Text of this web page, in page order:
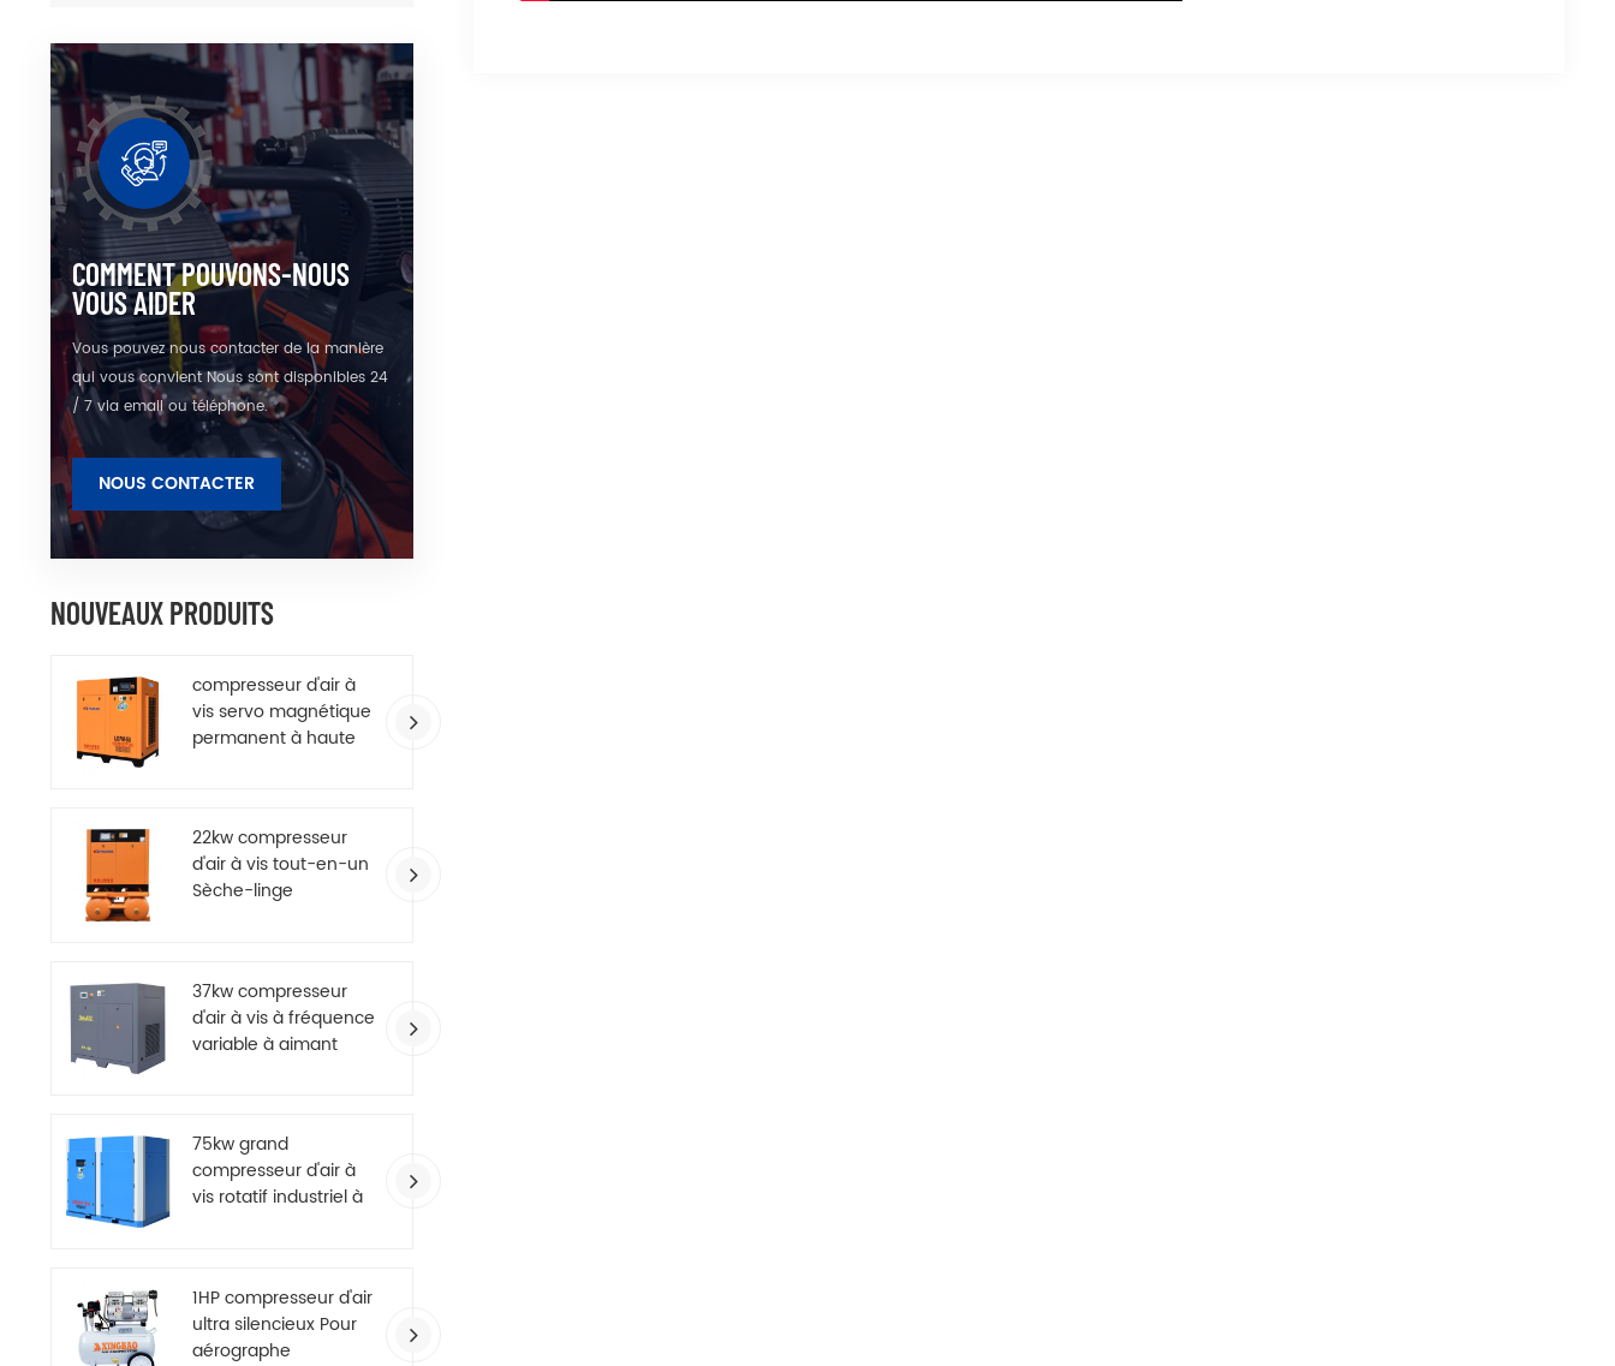
COMMENT POUVONS-NOUS
VOUS AIDER
Vous pouvez nous contacter de la manière
qui vous convient Nous sont disponibles 24
/ 7 via email ou téléphone.
NOUS CONTACTER
NOUVEAUX PRODUITS
compresseur d'air à
vis servo magnétique
permanent à haute
22kw compresseur
d'air à vis tout-en-un
Sèche-linge
37kw compresseur
d'air à vis à fréquence
variable à aimant
75kw grand
compresseur d'air à
vis rotatif industriel à
1HP compresseur d'air
ultra silencieux Pour
aérographe